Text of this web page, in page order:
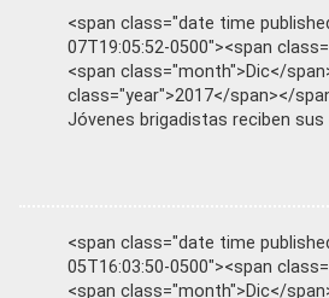
<span class="date time
07T19:05:52-0500"><span
<span class="month">Dic</
class="year">2017</span></
Jóvenes brigadistas reciben
<span class="date time
05T16:03:50-0500"><span
<span class="month">Dic</